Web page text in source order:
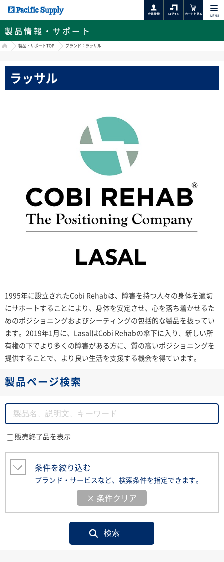
MENU
製品情報・サポート
HOME製品・サポートTOP ブランド：ラッサル
ラッサル
1995年に設立されたCobi Rehabは、障害を持つ人々の身体を適切
にサポートすることにより、身体を安定させ、心を落ち着かせるた
めのポジショニングおよびシーティングの包括的な製品を扱ってい
ます。2019年1月に、LasalはCobi Rehabの傘下に入り、新しい所
有権の下でより多くの障害がある方に、質の高いポジショニングを
提供することで、より良い生活を支援する機会を得ています。
製品ページ検索
販売終了品を表示
条件を絞り込む
ブランド・サービスなど、検索条件を指定できます。
× 条件クリア